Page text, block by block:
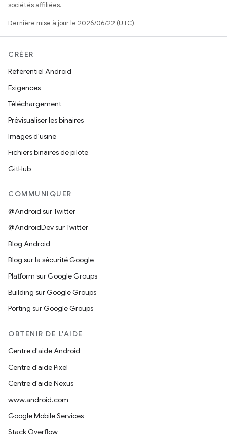
sociétés affiliées.
Dernière mise à jour le 2026/06/22 (UTC).
CRÉER
Référentiel Android
Exigences
Téléchargement
Prévisualiser les binaires
Images d'usine
Fichiers binaires de pilote
GitHub
COMMUNIQUER
@Android sur Twitter
@AndroidDev sur Twitter
Blog Android
Blog sur la sécurité Google
Platform sur Google Groups
Building sur Google Groups
Porting sur Google Groups
OBTENIR DE L'AIDE
Centre d'aide Android
Centre d'aide Pixel
Centre d'aide Nexus
www.android.com
Google Mobile Services
Stack Overflow